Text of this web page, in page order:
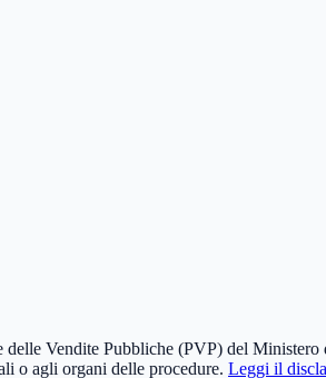
Vendite Pubbliche (PVP) del Ministero
o agli organi delle procedure. Leggi il